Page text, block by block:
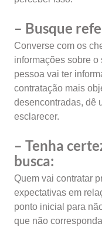
– Busque
Converse com os
informações sobre
pessoa vai ter
contratação mais
desencontradas, dê
esclarecer.
– Tenha
busca:
Quem vai contratar
expectativas em
ponto inicial para
que não